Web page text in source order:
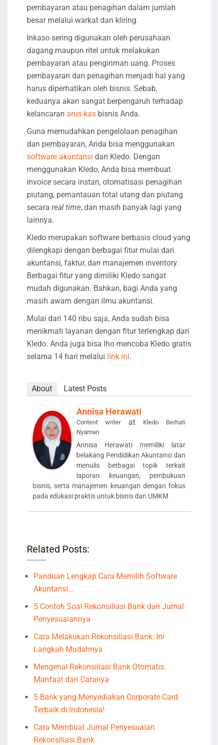
pembayaran atau penagihan dalam jumlah
besar melalui warkat dan kliring.
Inkaso sering digunakan oleh perusahaan
dagang maupun ritel untuk melakukan
pembayaran atau pengiriman uang. Proses
pembayaran dan penagihan menjadi hal yang
harus diperhatikan oleh bisnis. Sebab,
keduanya akan sangat berpengaruh terhadap
kelancaran arus kas bisnis Anda.
Guna memudahkan pengelolaan penagihan
dan pembayaran, Anda bisa menggunakan
software akuntansi dari Kledo. Dengan
menggunakan Kledo, Anda bisa membuat
invoice secara instan, otomatisasi penagihan
piutang, pemantauan total utang dan piutang
secara real time, dan masih banyak lagi yang
lainnya.
Kledo merupakan software berbasis cloud yang
dilengkapi dengan berbagai fitur mulai dari
akuntansi, faktur, dan manajemen inventory.
Berbagai fitur yang dimiliki Kledo sangat
mudah digunakan. Bahkan, bagi Anda yang
masih awam dengan ilmu akuntansi.
Mulai dari 140 ribu saja, Anda sudah bisa
menikmati layanan dengan fitur terlengkap dari
Kledo. Anda juga bisa lho mencoba Kledo gratis
selama 14 hari melalui link ini.
About Latest Posts
Annisa Herawati
Content writerat
Kledo Berhati
Nyaman
Annisa Herawati memiliki latar
belakang Pendidikan Akuntansi dan
menulis berbagai topik terkait
laporan keuangan, pembukuan
bisnis, serta manajemen keuangan dengan fokus
pada edukasi praktis untuk bisnis dan UMKM
Related Posts:
Panduan Lengkap Cara Memilih Software
Akuntansi…
5 Contoh Soal Rekonsiliasi Bank dan Jurnal
Penyesuaiannya
Cara Melakukan Rekonsiliasi Bank: Ini
Langkah Mudahnya
Mengenal Rekonsiliasi Bank Otomatis:
Manfaat dan Caranya
5 Bank yang Menyediakan Corporate Card
Terbaik di Indonesia!
Cara Membuat Jurnal Penyesuaian
Rekonsiliasi Bank